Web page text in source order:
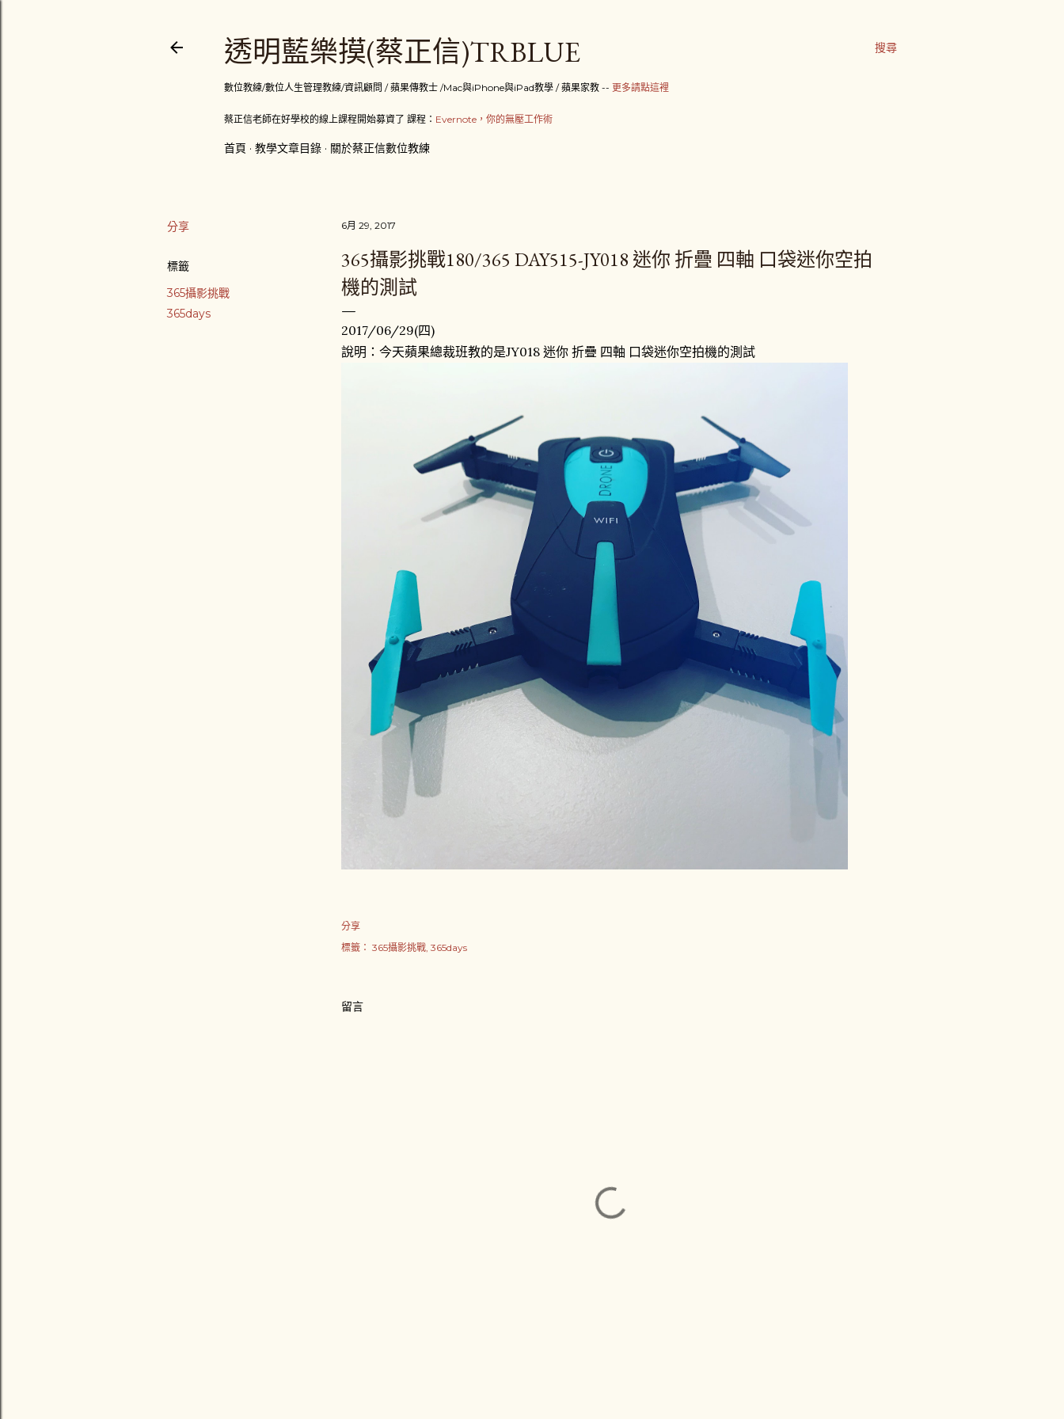
搜尋
透明藍樂摸(蔡正信)TRBLUE
數位教練/數位人生管理教練/資訊顧問 / 蘋果傳教士 /Mac與iPhone與iPad教學 / 蘋果家教 -- 更多請點這裡
蔡正信老師在好學校的線上課程開始募資了 課程： Evernote，你的無壓工作術
首頁 教學文章目錄 關於蔡正信數位教練
分享
標籤
365攝影挑戰
365days
6月 29, 2017
365攝影挑戰180/365 DAY515-JY018 迷你 折疊 四軸 口袋迷你空拍
機的測試
2017/06/29(四)
說明：今天蘋果總裁班教的是JY018 迷你 折疊 四軸 口袋迷你空拍機的測試
分享
標籤： 365攝影挑戰 365days
留言